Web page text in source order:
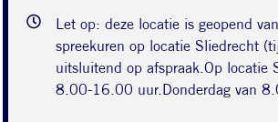
Let op: deze locatie is geopend
spreekuren op locatie Sliedrecht
uitsluitend op afspraak.Op locatie
8.00-16.00 uur.Donderdag van